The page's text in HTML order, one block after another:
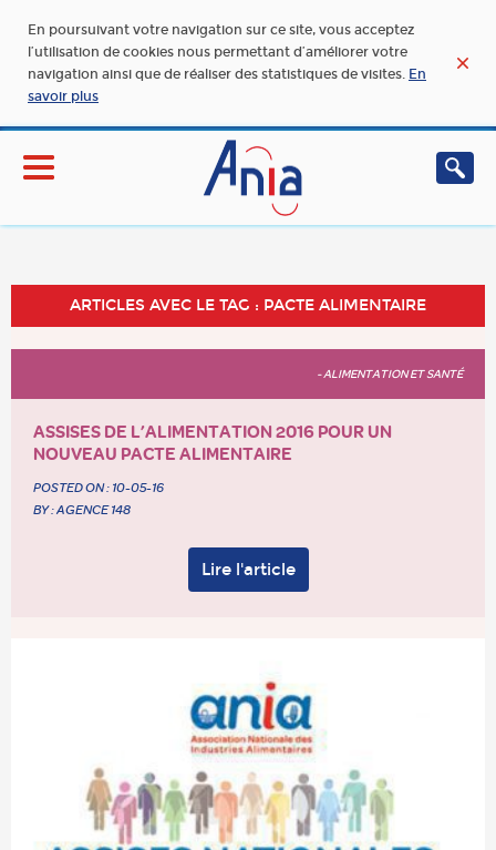
En poursuivant votre navigation sur ce site, vous acceptez
l’utilisation de cookies nous permettant d’améliorer votre
navigation ainsi que de réaliser des statistiques de visites. En
savoir plus
ARTICLES AVEC LE TAG : PACTE ALIMENTAIRE
- ALIMENTATION ET SANTÉ
ASSISES DE L’ALIMENTATION 2016 POUR UN
NOUVEAU PACTE ALIMENTAIRE
POSTED ON : 10-05-16
BY : AGENCE 148
Lire l'article